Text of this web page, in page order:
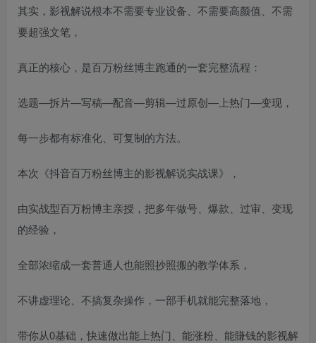
其实，影视解说根本不需要专业设备、不需要高颜值、不需
要超强文笔，
真正的核心，是百万粉丝博主跑通的一套完整流程：
选题—拆片—写稿—配音—剪辑—过原创—上热门—变现，
每一步都有标准化、可复制的方法。
本次《抖音百万粉丝博主的影视解说实战课》，
由实战型百万粉博主亲授，把多年做号、爆款、过审、变现
的经验，
全部浓缩成一套普通人也能照抄照搬的教学体系，
不讲虚理论、不搞复杂操作，一部手机就能完整落地，
带你从0基础，快速做出能上热门、能涨粉、能賺钱的影视解